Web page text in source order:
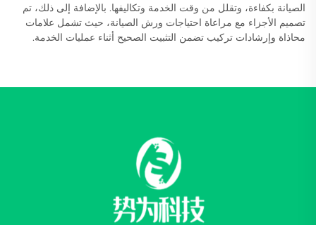
الصيانة بكفاءة، وتقلل من وقت الخدمة وتكاليفها. بالإضافة إلى ذلك، تم
تصميم الأجزاء مع مراعاة احتياجات ورش الصيانة، حيث تشمل علامات
محاذاة وإرشادات تركيب تضمن التثبيت الصحيح أثناء عمليات الخدمة.